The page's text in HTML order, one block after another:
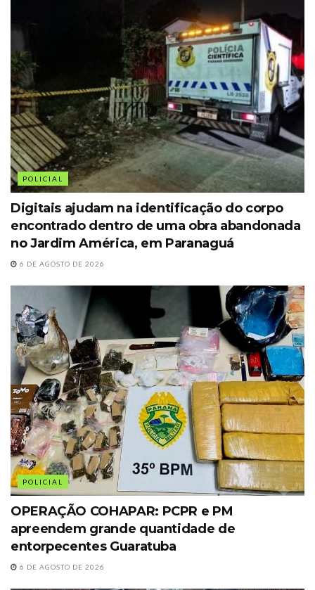
POLICIAL
Digitais ajudam na identificação do corpo
encontrado dentro de uma obra abandonada
no Jardim América, em Paranaguá
6 DE AGOSTO DE 2026
POLICIAL
OPERAÇÃO COHAPAR: PCPR e PM
apreendem grande quantidade de
entorpecentes Guaratuba
6 DE AGOSTO DE 2026